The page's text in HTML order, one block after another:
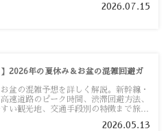
を分かりやすく解説します。2026.07.15
】2026年の夏休み＆お盆の混雑回避ガ
盆の混雑予想を詳しく解説。新幹線・
速道路のピーク時間、渋滞回避方法、
い観光地、交通手段別の特徴まで旅行
2026.05.13